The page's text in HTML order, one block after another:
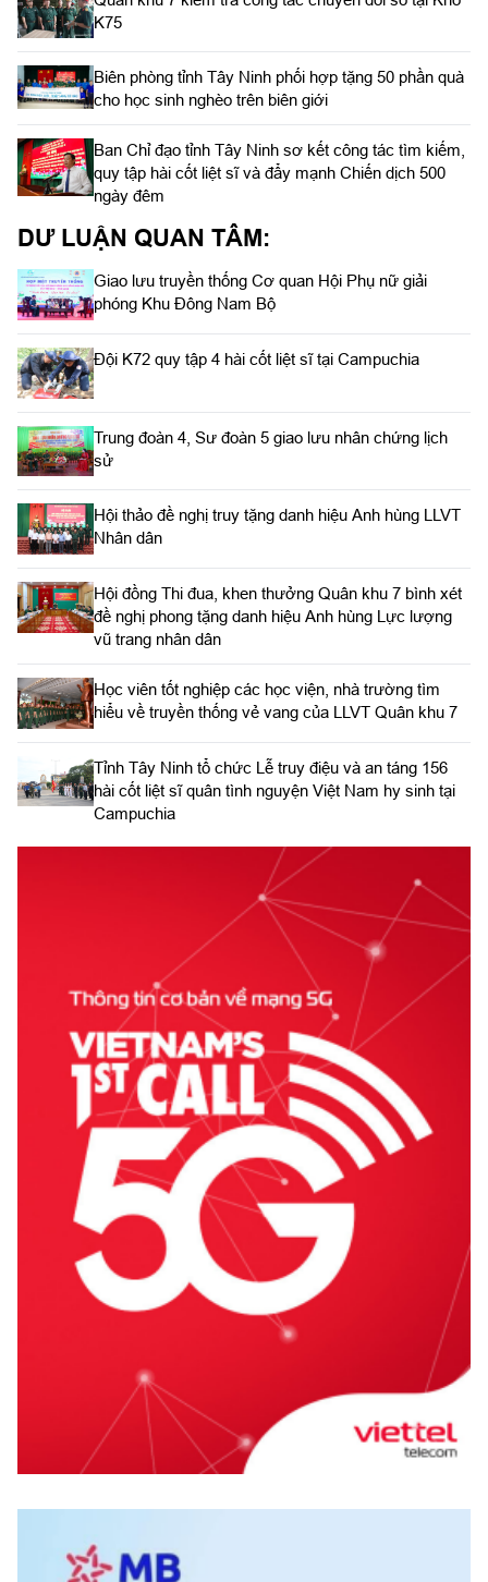
K75
Biên phòng tỉnh Tây Ninh phối hợp tặng 50 phần quà
cho học sinh nghèo trên biên giới
Ban Chỉ đạo tỉnh Tây Ninh sơ kết công tác tìm kiếm,
quy tập hài cốt liệt sĩ và đẩy mạnh Chiến dịch 500
ngày đêm
DƯ LUẬN QUAN TÂM:
Giao lưu truyền thống Cơ quan Hội Phụ nữ giải
phóng Khu Đông Nam Bộ
Đội K72 quy tập 4 hài cốt liệt sĩ tại Campuchia
Trung đoàn 4, Sư đoàn 5 giao lưu nhân chứng lịch
sử
Hội thảo đề nghị truy tặng danh hiệu Anh hùng LLVT
Nhân dân
Hội đồng Thi đua, khen thưởng Quân khu 7 bình xét
đề nghị phong tặng danh hiệu Anh hùng Lực lượng
vũ trang nhân dân
Học viên tốt nghiệp các học viện, nhà trường tìm
hiểu về truyền thống vẻ vang của LLVT Quân khu 7
​Tỉnh Tây Ninh tổ chức Lễ truy điệu và an táng 156
hài cốt liệt sĩ quân tình nguyện Việt Nam hy sinh tại
Campuchia